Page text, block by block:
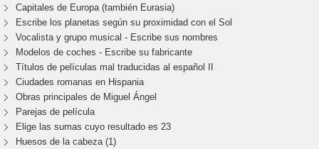
Capitales de Europa (también Eurasia)
Escribe los planetas según su proximidad con el Sol
Vocalista y grupo musical - Escribe sus nombres
Modelos de coches - Escribe su fabricante
Títulos de películas mal traducidas al español II
Ciudades romanas en Hispania
Obras principales de Miguel Ángel
Parejas de película
Elige las sumas cuyo resultado es 23
Huesos de la cabeza (1)